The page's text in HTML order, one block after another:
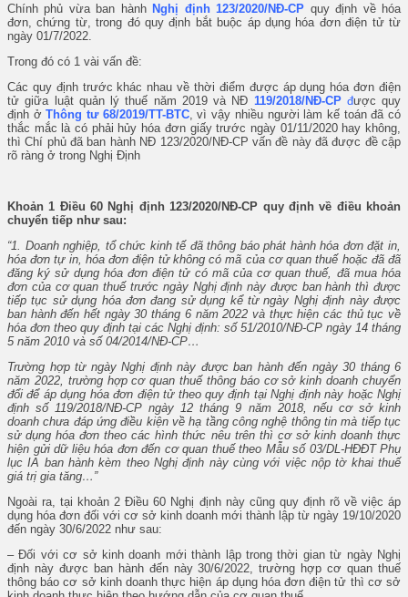
Chính phủ vừa ban hành Nghị định 123/2020/NĐ-CP quy định về hóa
đơn, chứng từ, trong đó quy định bắt buộc áp dụng hóa đơn điện tử từ
ngày 01/7/2022.
Trong đó có 1 vài vấn đề:
Các quy định trước khác nhau về thời điểm được áp dụng hóa đơn điện
tử giữa luật quản lý thuế năm 2019 và NĐ 119/2018/NĐ-CPđược quy
định ởThông tư 68/2019/TT-BTC, vì vậy nhiều người làm kế toán đã có
thắc mắc là có phải hủy hóa đơn giấy trước ngày 01/11/2020 hay không,
thì Chí phủ đã ban hành NĐ 123/2020/NĐ-CP vấn đề này đã được đề cập
rõ ràng ở trong Nghị Định
Khoản 1 Điều 60 Nghị định 123/2020/NĐ-CP quy định về điều khoản
chuyển tiếp như sau:
“1. Doanh nghiệp, tổ chức kinh tế đã thông báo phát hành hóa đơn đặt in,
hóa đơn tự in, hóa đơn điện tử không có mã của cơ quan thuế hoặc đã đã
đăng ký sử dụng hóa đơn điện tử có mã của cơ quan thuế, đã mua hóa
đơn của cơ quan thuế trước ngày Nghị định này được ban hành thì được
tiếp tục sử dụng hóa đơn đang sử dụng kể từ ngày Nghị định này được
ban hành đến hết ngày 30 tháng 6 năm 2022 và thực hiện các thủ tục về
hóa đơn theo quy định tại các Nghị định: số 51/2010/NĐ-CP ngày 14 tháng
5 năm 2010 và số 04/2014/NĐ-CP…
Trường hợp từ ngày Nghị định này được ban hành đến ngày 30 tháng 6
năm 2022, trường hợp cơ quan thuế thông báo cơ sở kinh doanh chuyển
đổi để áp dụng hóa đơn điện tử theo quy định tại Nghị định này hoặc Nghị
định số 119/2018/NĐ-CP ngày 12 tháng 9 năm 2018, nếu cơ sở kinh
doanh chưa đáp ứng điều kiện về hạ tầng công nghệ thông tin mà tiếp tục
sử dụng hóa đơn theo các hình thức nêu trên thì cơ sở kinh doanh thực
hiện gửi dữ liệu hóa đơn đến cơ quan thuế theo Mẫu số 03/DL-HĐĐT Phụ
lục IA ban hành kèm theo Nghị định này cùng với việc nộp tờ khai thuế
giá trị gia tăng…”
Ngoài ra, tại khoản 2 Điều 60 Nghị định này cũng quy định rõ về việc áp
dụng hóa đơn đối với cơ sở kinh doanh mới thành lập từ ngày 19/10/2020
đến ngày 30/6/2022 như sau:
– Đối với cơ sở kinh doanh mới thành lập trong thời gian từ ngày Nghị
định này được ban hành đến này 30/6/2022, trường hợp cơ quan thuế
thông báo cơ sở kinh doanh thực hiện áp dụng hóa đơn điện tử thì cơ sở